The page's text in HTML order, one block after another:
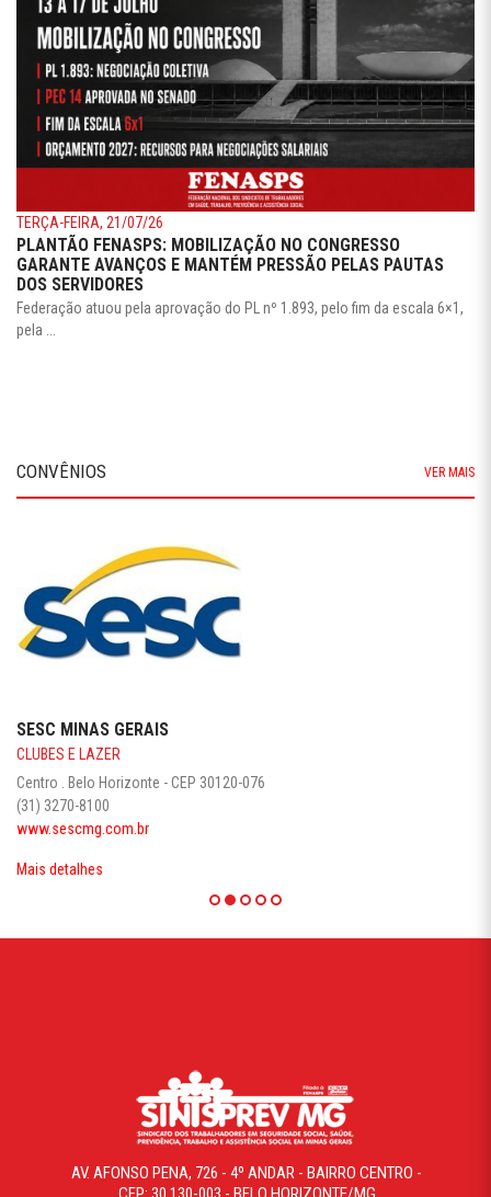
TERÇA-FEIRA, 21/07/26
PLANTÃO FENASPS: MOBILIZAÇÃO NO CONGRESSO
GARANTE AVANÇOS E MANTÉM PRESSÃO PELAS PAUTAS
DOS SERVIDORES
Federação atuou pela aprovação do PL nº 1.893, pelo fim da escala 6×1,
pela ...
CONVÊNIOS VER MAIS
SESC MINAS GERAIS
CLUBES E LAZER
Centro . Belo Horizonte - CEP 30120-076
(31) 3270-8100
www.sescmg.com.br
Mais detalhes
AV. AFONSO PENA, 726 - 4º ANDAR - BAIRRO CENTRO -